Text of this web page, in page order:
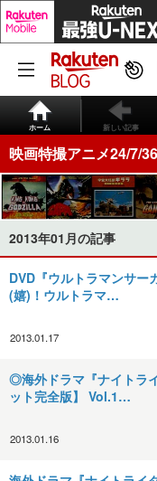
ホーム 新しい記事
映画特撮アニメ24/7/
2013年01月の記事
DVD『ウルトラマンサー
(嬉)！ウルトラマ…
2013.01.17
◎海外ドラマ『ナイトラ
ット完全版】 Vol.1…
2013.01.16